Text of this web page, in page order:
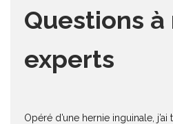
Questions à
experts
Opéré d’une hernie inguinale,